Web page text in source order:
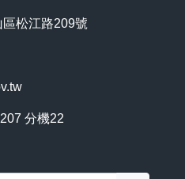
松江路209號
分機22